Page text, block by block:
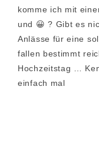
komme ich mit
und 😀 ? Gibt es
Anlässe für eine
fallen bestimmt
Hochzeitstag …
einfach mal